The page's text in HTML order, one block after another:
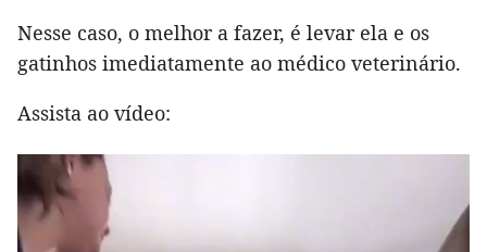
Nesse caso, o melhor a fazer, é levar ela e os
gatinhos imediatamente ao médico veterinário.
Assista ao vídeo: